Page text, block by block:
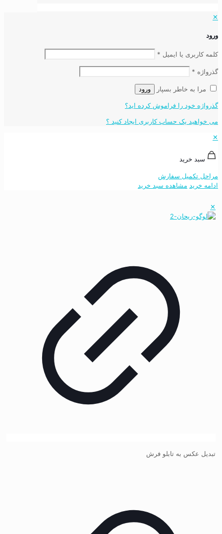
✕
ورود
کلمه کاربری یا ایمیل *
گذرواژه *
مرا به خاطر بسپار ورود
گذرواژه خود را فراموش کرده اید؟
می خواهید یک حساب کاربری ایجاد کنید ؟
✕
سبد خرید
مراحل تکمیل سفارش
ادامه خرید مشاهده سبد خرید
✕
تبدیل عکس به تابلو فرش